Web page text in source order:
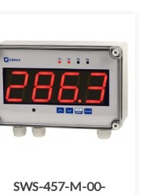
SWS-457-M-00-